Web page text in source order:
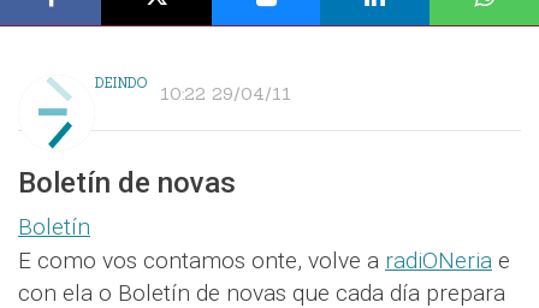
DEINDO 10:22 29/04/11
Boletín de novas
Boletín
E como vos contamos onte, volve a radiONeria e
con ela o Boletín de novas que cada día prepara